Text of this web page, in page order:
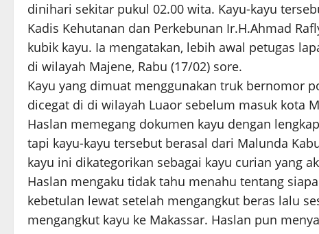
dinihari sekitar pukul 02.00 wita. Kayu-kayu
Kadis Kehutanan dan Perkebunan Ir.H.Ahmad
kubik kayu. Ia mengatakan, lebih awal petugas
di wilayah Majene, Rabu (17/02) sore.
Kayu yang dimuat menggunakan truk bernomor
dicegat di di wilayah Luaor sebelum masuk kota
Haslan memegang dokumen kayu dengan
tapi kayu-kayu tersebut berasal dari Malunda
kayu ini dikategorikan sebagai kayu curian yang
Haslan mengaku tidak tahu menahu tentang
kebetulan lewat setelah mengangkut beras lalu
mengangkut kayu ke Makassar. Haslan pun